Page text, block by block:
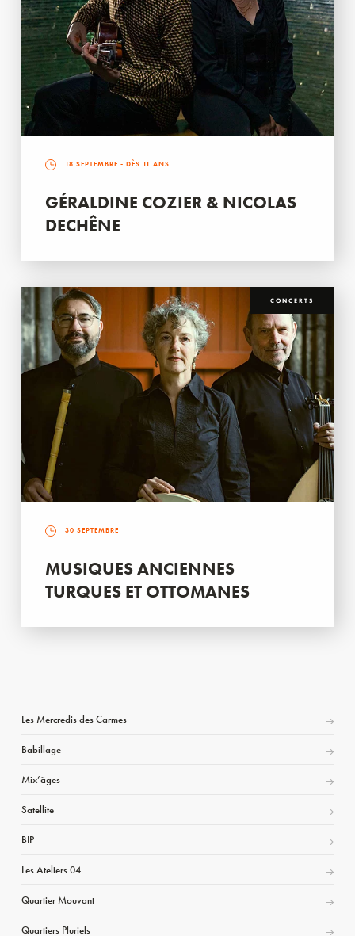
18 SEPTEMBRE - DÈS 11 ANS
GÉRALDINE COZIER & NICOLAS
DECHÊNE
CONCERTS
30 SEPTEMBRE
MUSIQUES ANCIENNES
TURQUES ET OTTOMANES
Les Mercredis des Carmes
Babillage
Mix’âges
Satellite
BIP
Les Ateliers 04
Quartier Mouvant
Quartiers Pluriels